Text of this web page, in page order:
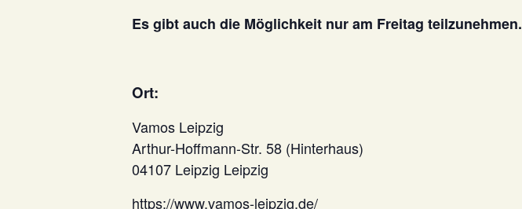
Es gibt auch die Möglichkeit nur am Freitag teilzunehmen.
Ort:
Vamos Leipzig
Arthur-Hoffmann-Str. 58 (Hinterhaus)
04107 Leipzig Leipzig
https://www.vamos-leipzig.de/